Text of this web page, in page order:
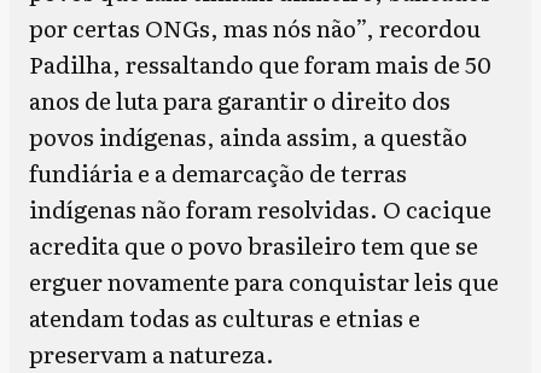
por certas ONGs, mas nós não”, recordou
Padilha, ressaltando que foram mais de 50
anos de luta para garantir o direito dos
povos indígenas, ainda assim, a questão
fundiária e a demarcação de terras
indígenas não foram resolvidas. O cacique
acredita que o povo brasileiro tem que se
erguer novamente para conquistar leis que
atendam todas as culturas e etnias e
preservam a natureza.